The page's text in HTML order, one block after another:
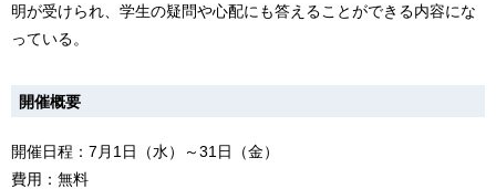
明が受けられ、学生の疑問や心配にも答えることができる内容にな
っている。
開催概要
開催日程：7月1日（水）～31日（金）
費用：無料